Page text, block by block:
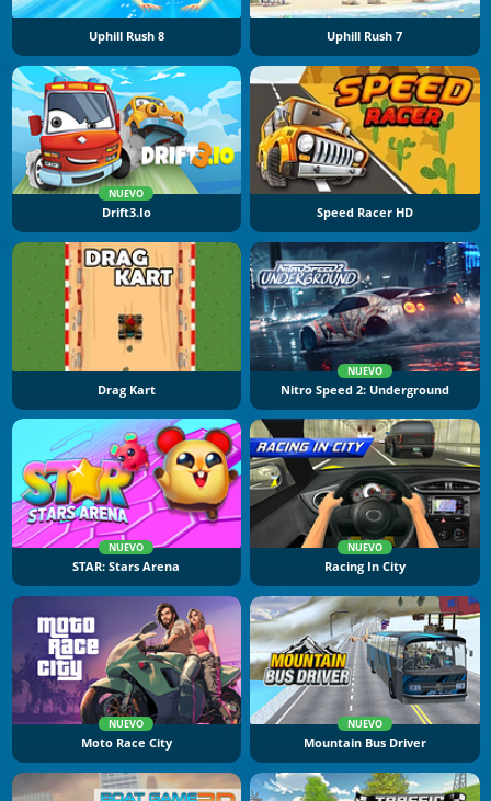
Uphill Rush 8 Uphill Rush 7
NUEVO
Drift3.io Speed Racer HD
Drag Kart
NUEVO
Nitro Speed 2: Underground
NUEVO
STAR: Stars Arena
NUEVO
Racing In City
NUEVO
Moto Race City
NUEVO
Mountain Bus Driver